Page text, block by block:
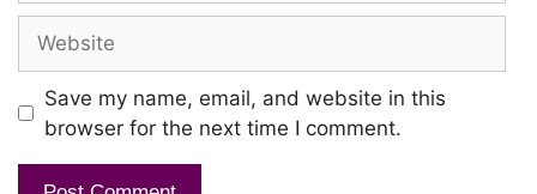
Save my name, email, and website in this
browser for the next time I comment.